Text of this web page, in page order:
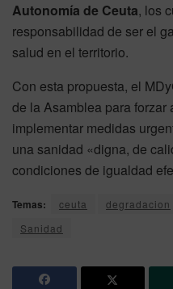
Autonomía de Ceuta, los
responsabilidad de ser el
salud en el territorio.
Con esta propuesta, el
de la Asamblea para forzar
implementar medidas
una sanidad «digna, de
condiciones de igualdad
Temas: ceuta degradacion
Sanidad